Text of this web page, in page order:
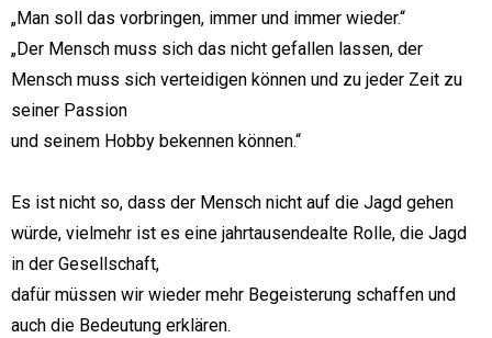
„Man soll das vorbringen, immer und immer wieder.“
„Der Mensch muss sich das nicht gefallen lassen, der
Mensch muss sich verteidigen können und zu jeder Zeit zu
seiner Passion
und seinem Hobby bekennen können.“
Es ist nicht so, dass der Mensch nicht auf die Jagd gehen
würde, vielmehr ist es eine jahrtausendealte Rolle, die Jagd
in der Gesellschaft,
dafür müssen wir wieder mehr Begeisterung schaffen und
auch die Bedeutung erklären.